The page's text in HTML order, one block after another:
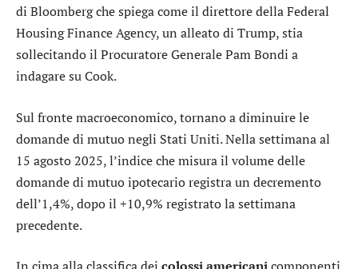
di Bloomberg che spiega come il direttore della Federal
Housing Finance Agency, un alleato di Trump, stia
sollecitando il Procuratore Generale Pam Bondi a
indagare su Cook.
Sul fronte macroeconomico, tornano a diminuire le
domande di mutuo negli Stati Uniti. Nella settimana al
15 agosto 2025, l’indice che misura il volume delle
domande di mutuo ipotecario registra un decremento
dell’1,4%, dopo il +10,9% registrato la settimana
precedente.